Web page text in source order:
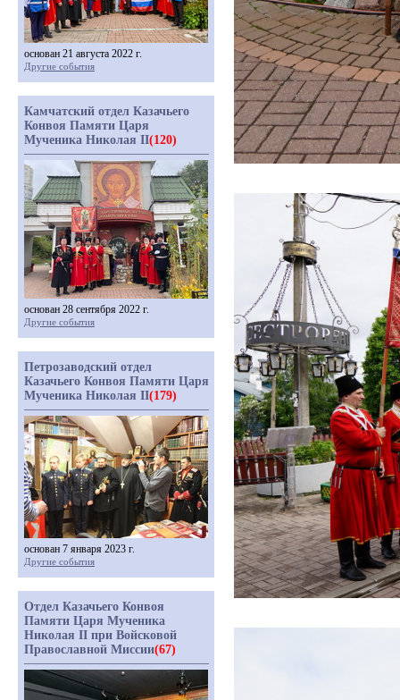
основан 21 августа 2022 г.
Другие события
Камчатский отдел Казачьего
Конвоя Памяти Царя
Мученика Николая II(120)
основан 28 сентября 2022 г.
Другие события
Петрозаводский отдел
Казачьего Конвоя Памяти Царя
Мученика Николая II(179)
основан 7 января 2023 г.
Другие события
Отдел Казачьего Конвоя
Памяти Царя Мученика
Николая II при Войсковой
Православной Миссии(67)